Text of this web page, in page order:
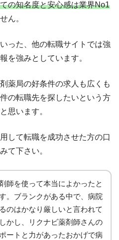
の知名度と安心感は業界No1
ん。
った、他の転職サイトでは強
を強みとしています。
薬局の好条件の求人も広くも
の転職先を探したいという方
思います。
して転職を成功させた方の口
て下さい。
師を使って本当によかったと
。ブランクがある中で、病院
のはかなり厳しいと言われて
かし、リクナビ薬剤師さんの
ートと力があったおかげで病